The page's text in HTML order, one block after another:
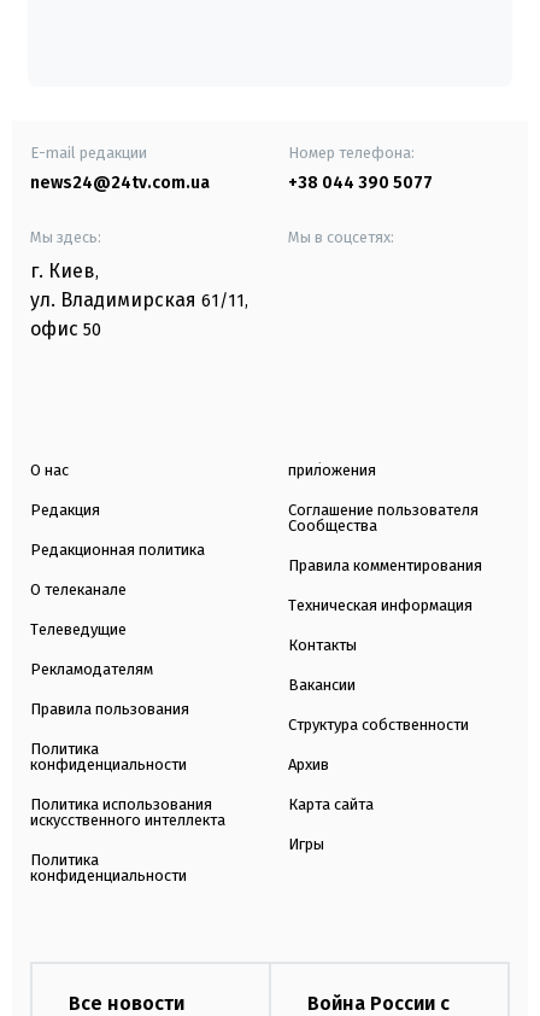
E-mail редакции
news24@24tv.com.ua
Номер телефона:
+38 044 390 5077
Мы здесь:
г. Киев,
ул. Владимирская 61/11,
офис 50
Мы в соцсетях:
О нас
Редакция
Редакционная политика
О телеканале
Телеведущие
Рекламодателям
Правила пользования
Политика
конфиденциальности
Политика использования
искусственного интеллекта
Политика
конфиденциальности
приложения
Соглашение пользователя
Сообщества
Правила комментирования
Техническая информация
Контакты
Вакансии
Структура собственности
Архив
Карта сайта
Игры
Все новости
Война России с